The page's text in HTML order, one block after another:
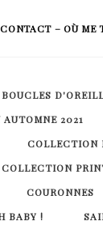
CONTACT – OÙ ME
BOUCLES
2021
COLLECTION
COLLECTION
COURONNES
BABY !